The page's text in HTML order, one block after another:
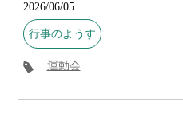
2026/06/05
行事のようす
運動会